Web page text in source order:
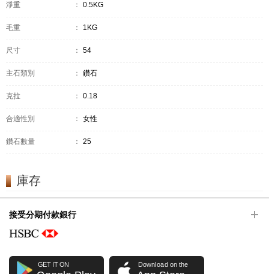
淨重 ： 0.5KG
毛重 ： 1KG
尺寸 ： 54
主石類別 ： 鑽石
克拉 ： 0.18
合適性別 ： 女性
鑽石數量 ： 25
庫存
接受分期付款銀行
GET IT ON Download on the